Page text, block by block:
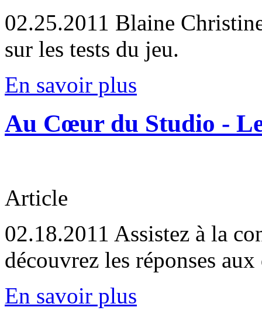
02.25.2011 Blaine
sur les tests du jeu.
En savoir plus
Au Cœur du Studio -
Article
02.18.2011 Assistez à la
découvrez les réponses
En savoir plus